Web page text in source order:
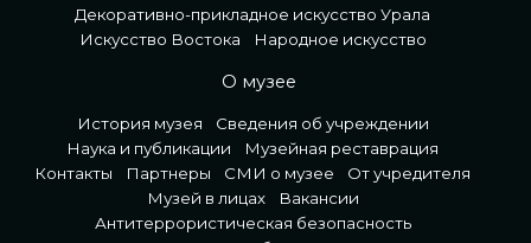
Декоративно-прикладное искусство Урала
Искусство Востока
Народное искусство
О музее
История музея
Сведения об учреждении
Наука и публикации
Музейная реставрация
Контакты
Партнеры СМИ о музее
От учредителя
Музей в лицах
Вакансии
Антитеррористическая безопасность